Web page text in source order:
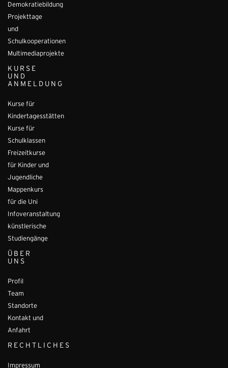
Demokratiebildung
Projekttage
und
Schulkooperationen
Multimediaprojekte
KURSE
UND
ANMELDUNG
Kurse für
Kindertagesstätten
Kurse für
Schulklassen
Freizeitkurse
für Kinder und
Jugendliche
Mappenkurs
für die Uni
Infoveranstaltung
künstlerische
Studiengänge
ÜBER
UNS
Profil
Team
Standorte
Kontakt und
Anfahrt
RECHTLICHES
Impressum